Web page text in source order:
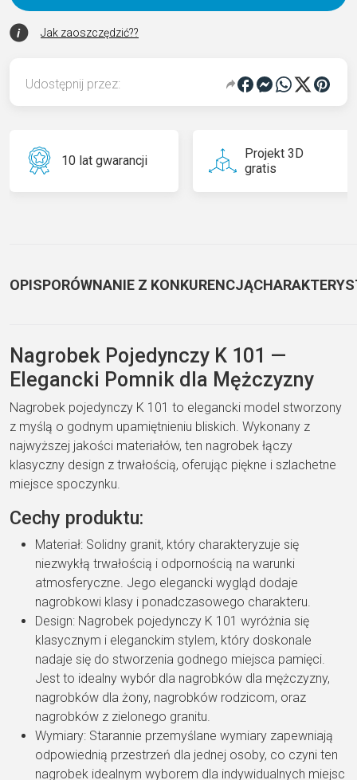
Jak zaoszczędzić??
Udostępnij przez:
10 lat gwarancji
Projekt 3D
gratis
OPISPORÓWNANIE Z KONKURENCJĄ
Nagrobek Pojedynczy K 101 —
Elegancki Pomnik dla Mężczyzny
Nagrobek pojedynczy K 101 to elegancki model stworzony
z myślą o godnym upamiętnieniu bliskich. Wykonany z
najwyższej jakości materiałów, ten nagrobek łączy
klasyczny design z trwałością, oferując piękne i szlachetne
miejsce spoczynku.
Cechy produktu:
Materiał: Solidny granit, który charakteryzuje się
niezwykłą trwałością i odpornością na warunki
atmosferyczne. Jego elegancki wygląd dodaje
nagrobkowi klasy i ponadczasowego charakteru.
Design: Nagrobek pojedynczy K 101 wyróżnia się
klasycznym i eleganckim stylem, który doskonale
nadaje się do stworzenia godnego miejsca pamięci.
Jest to idealny wybór dla nagrobków dla mężczyzny,
nagrobków dla żony, nagrobków rodzicom, oraz
nagrobków z zielonego granitu.
Wymiary: Starannie przemyślane wymiary zapewniają
odpowiednią przestrzeń dla jednej osoby, co czyni ten
nagrobek idealnym wyborem dla indywidualnych miejsc